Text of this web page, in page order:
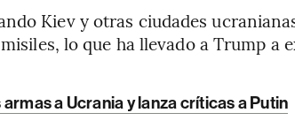
Kiev y otras ciudades
lo que ha llevado a Trump a
a Ucrania y lanza críticas a Putin